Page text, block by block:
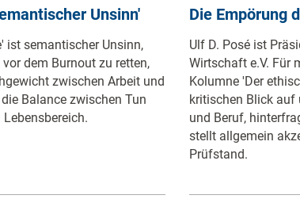
Unsinn'
ist semantischer Unsinn,
dem Burnout zu retten,
zwischen Arbeit und
Balance zwischen Tun
Die Empörung
Ulf D. Posé ist
Wirtschaft e.V. Für
Kolumne 'Der
kritischen Blick auf
und Beruf,
stellt allgemein
Prüfstand.